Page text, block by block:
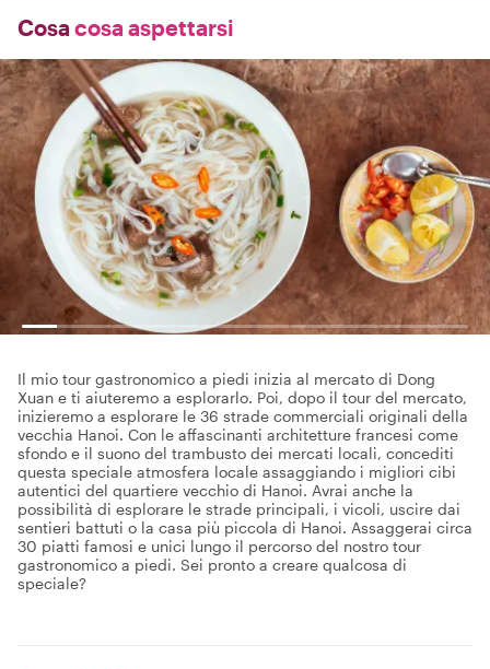
Cosa cosa aspettarsi
Il mio tour gastronomico a piedi inizia al mercato di Dong
Xuan e ti aiuteremo a esplorarlo. Poi, dopo il tour del mercato,
inizieremo a esplorare le 36 strade commerciali originali della
vecchia Hanoi. Con le affascinanti architetture francesi come
sfondo e il suono del trambusto dei mercati locali, concediti
questa speciale atmosfera locale assaggiando i migliori cibi
autentici del quartiere vecchio di Hanoi. Avrai anche la
possibilità di esplorare le strade principali, i vicoli, uscire dai
sentieri battuti o la casa più piccola di Hanoi. Assaggerai circa
30 piatti famosi e unici lungo il percorso del nostro tour
gastronomico a piedi. Sei pronto a creare qualcosa di
speciale?